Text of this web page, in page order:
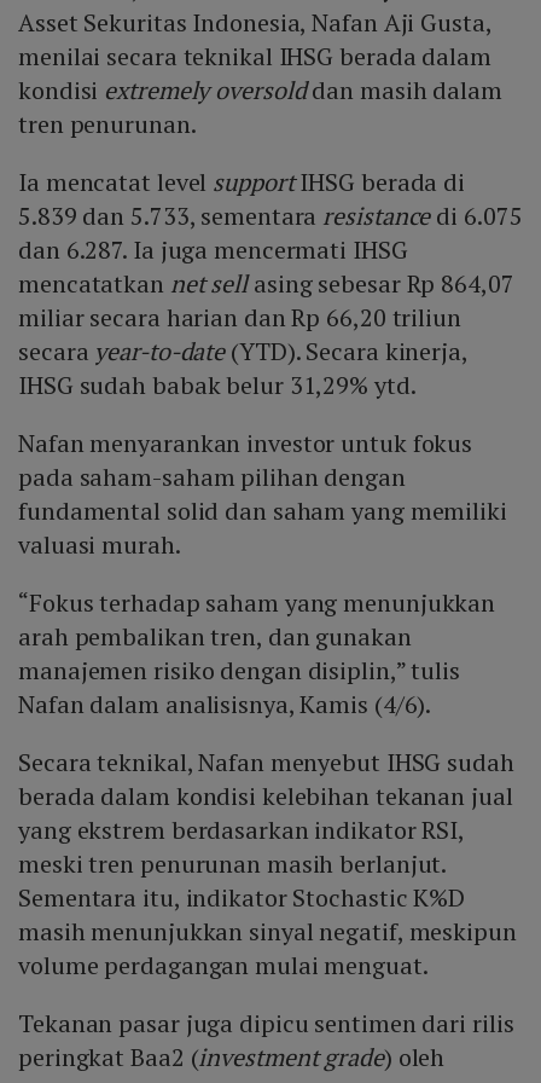
Asset Sekuritas Indonesia, Nafan Aji Gusta,
menilai secara teknikal IHSG berada dalam
kondisi extremely oversolddan masih dalam
tren penurunan.
Ia mencatat level supportIHSG berada di
5.839 dan 5.733, sementara resistancedi 6.075
dan 6.287. Ia juga mencermati IHSG
mencatatkan net sellasing sebesar Rp 864,07
miliar secara harian dan Rp 66,20 triliun
secara year-to-date(YTD). Secara kinerja,
IHSG sudah babak belur 31,29% ytd.
Nafan menyarankan investor untuk fokus
pada saham-saham pilihan dengan
fundamental solid dan saham yang memiliki
valuasi murah.
“Fokus terhadap saham yang menunjukkan
arah pembalikan tren, dan gunakan
manajemen risiko dengan disiplin,” tulis
Nafan dalam analisisnya, Kamis (4/6).
Secara teknikal, Nafan menyebut IHSG sudah
berada dalam kondisi kelebihan tekanan jual
yang ekstrem berdasarkan indikator RSI,
meski tren penurunan masih berlanjut.
Sementara itu, indikator Stochastic K%D
masih menunjukkan sinyal negatif, meskipun
volume perdagangan mulai menguat.
Tekanan pasar juga dipicu sentimen dari rilis
peringkat Baa2 (investment grade) oleh